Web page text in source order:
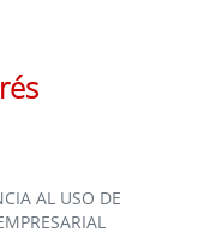
AL USO DE